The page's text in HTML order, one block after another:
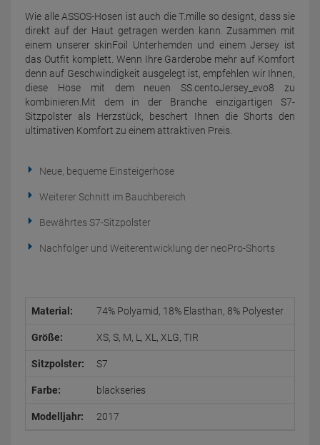
Wie alle ASSOS-Hosen ist auch die T.mille so designt, dass sie
direkt auf der Haut getragen werden kann. Zusammen mit
einem unserer skinFoil Unterhemden und einem Jersey ist
das Outfit komplett. Wenn Ihre Garderobe mehr auf Komfort
denn auf Geschwindigkeit ausgelegt ist, empfehlen wir Ihnen,
diese Hose mit dem neuen SS.centoJersey_evo8 zu
kombinieren.Mit dem in der Branche einzigartigen S7-
Sitzpolster als Herzstück, beschert Ihnen die Shorts den
ultimativen Komfort zu einem attraktiven Preis.
Neue, bequeme Einsteigerhose
Weiterer Schnitt im Bauchbereich
Bewährtes S7-Sitzpolster
Nachfolger und Weiterentwicklung der neoPro-Shorts
Material: 74% Polyamid, 18% Elasthan, 8% Polyester
Größe: XS, S, M, L, XL, XLG, TIR
Sitzpolster: S7
Farbe: blackseries
Modelljahr: 2017